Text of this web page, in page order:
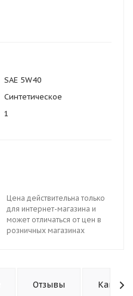
SAE 5W40
Синтетическое
1
Цена действительна только
для интернет-магазина и
может отличаться от цен в
розничных магазинах
Отзывы Как